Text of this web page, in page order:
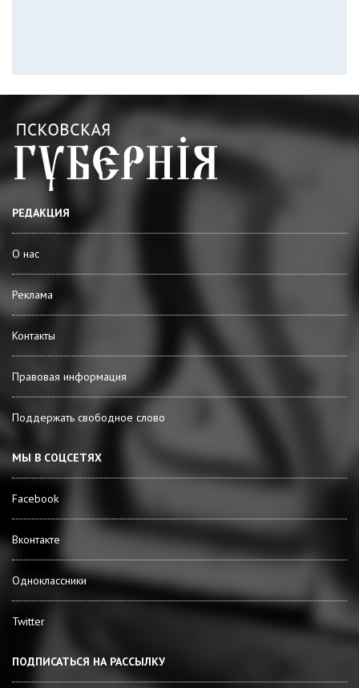
РЕДАКЦИЯ
О нас
Реклама
Контакты
Правовая информация
Поддержать свободное слово
МЫ В СОЦСЕТЯХ
Facebook
Вконтакте
Одноклассники
Twitter
ПОДПИСАТЬСЯ НА РАССЫЛКУ